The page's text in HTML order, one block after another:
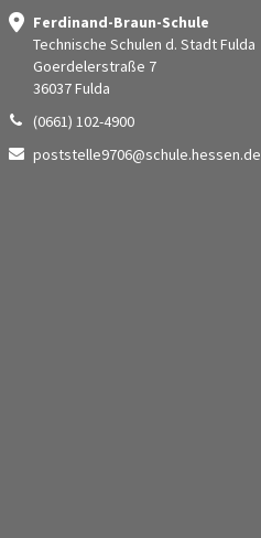
Ferdinand-Braun-Schule
Technische Schulen d. Stadt Fulda
Goerdelerstraße 7
36037 Fulda
(0661) 102-4900
poststelle9706@schule.hessen.de